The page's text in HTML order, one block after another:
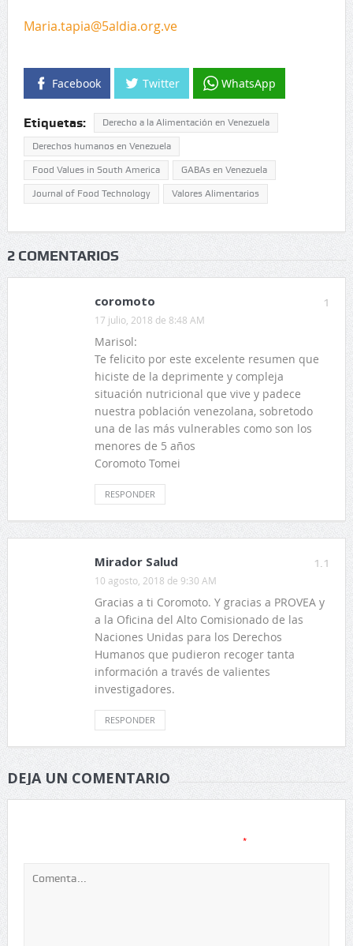
Maria.tapia@5aldia.org.ve
Facebook Twitter WhatsApp
Etiquetas: Derecho a la Alimentación en Venezuela
Derechos humanos en Venezuela
Food Values in South America GABAs en Venezuela
Journal of Food Technology Valores Alimentarios
2 COMENTARIOS
1
coromoto
17 julio, 2018 de 8:48 AM
Marisol:
Te felicito por este excelente resumen que
hiciste de la deprimente y compleja
situación nutricional que vive y padece
nuestra población venezolana, sobretodo
una de las más vulnerables como son los
menores de 5 años
Coromoto Tomei
RESPONDER
1.1
Mirador Salud
10 agosto, 2018 de 9:30 AM
Gracias a ti Coromoto. Y gracias a PROVEA y
a la Oficina del Alto Comisionado de las
Naciones Unidas para los Derechos
Humanos que pudieron recoger tanta
información a través de valientes
investigadores.
RESPONDER
DEJA UN COMENTARIO
*